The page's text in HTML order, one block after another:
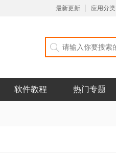
最新更新 应用分类
软件教程 热门专题